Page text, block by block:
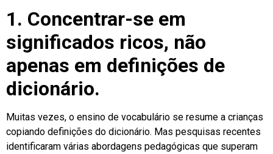
1. Concentrar-se em
significados ricos, não
apenas em definições de
dicionário.
Muitas vezes, o ensino de vocabulário se resume a crianças
copiando definições do dicionário. Mas pesquisas recentes
identificaram várias abordagens pedagógicas que superam